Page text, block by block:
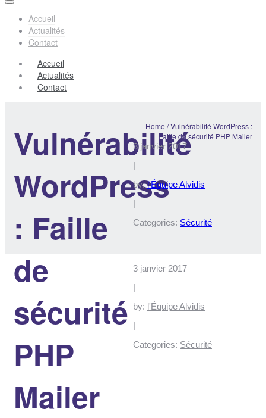
Accueil
Actualités
Contact
Accueil
Actualités
Contact
Vulnérabilité
WordPress
: Faille
de
sécurité
PHP
Mailer
Home /Vulnérabilité WordPress :
Faille de sécurité PHP Mailer
3 janvier 2017
|
by:l'Équipe Alvidis
|
Categories: Sécurité
3 janvier 2017
|
by: l'Équipe Alvidis
|
Categories: Sécurité